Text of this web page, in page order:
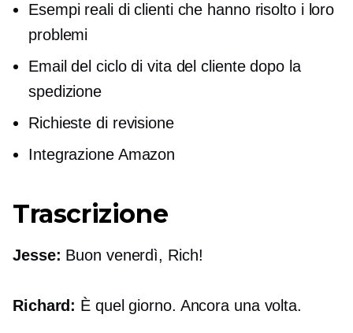
Esempi reali di clienti che hanno risolto i loro
problemi
Email del ciclo di vita del cliente dopo la
spedizione
Richieste di revisione
Integrazione Amazon
Trascrizione
Jesse: Buon venerdì, Rich!
Richard: È quel giorno. Ancora una volta.